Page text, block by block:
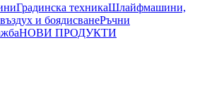
Градинска техникаШлайфмашини,
и боядисванеРъчни
НОВИ ПРОДУКТИ